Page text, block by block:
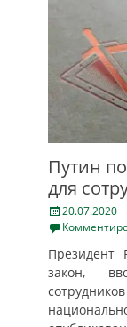
Путин
для
Posted
on
20.07.2020
Президент
закон,